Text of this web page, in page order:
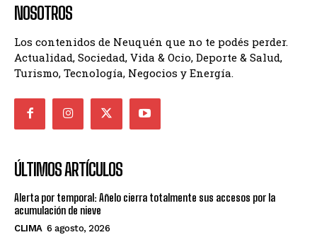
NOSOTROS
Los contenidos de Neuquén que no te podés perder.
Actualidad, Sociedad, Vida & Ocio, Deporte & Salud,
Turismo, Tecnología, Negocios y Energía.
ÚLTIMOS ARTÍCULOS
Alerta por temporal: Añelo cierra totalmente sus accesos por la
acumulación de nieve
CLIMA 6 agosto, 2026